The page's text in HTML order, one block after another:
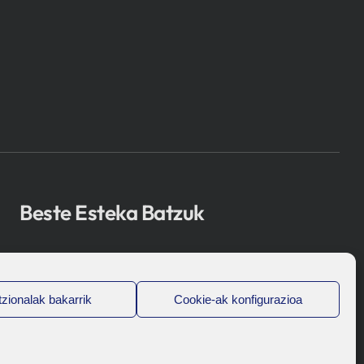
bakarrik Cookie-ak konfigurazioa
Beste Esteka Batzuk
Bioef
Eusko Jaurlaritza